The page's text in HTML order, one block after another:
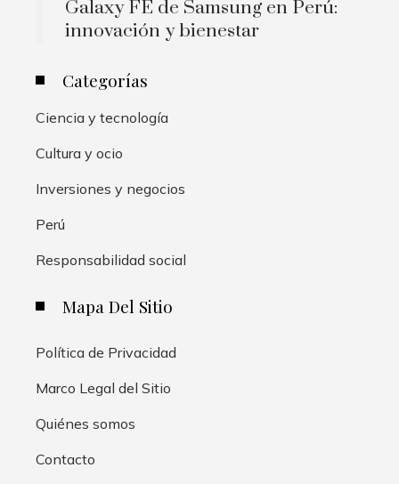
Galaxy FE de Samsung en Perú:
innovación y bienestar
Categorías
Ciencia y tecnología
Cultura y ocio
Inversiones y negocios
Perú
Responsabilidad social
Mapa Del Sitio
Política de Privacidad
Marco Legal del Sitio
Quiénes somos
Contacto